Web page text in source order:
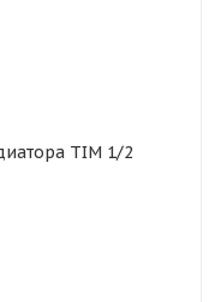
TIM 1/2